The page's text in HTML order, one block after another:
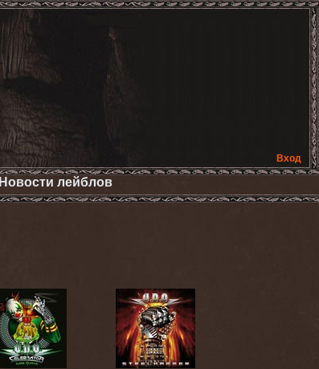
Вход
Новости лейблов